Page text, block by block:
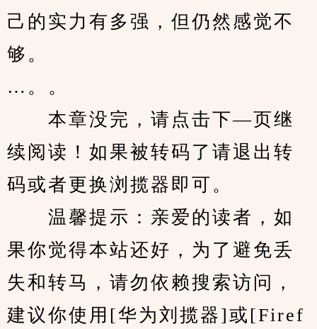
己的实力有多强，但仍然感觉不
够。
…。。
本章没完，请点击下—页继
续阅读！如果被转码了请退出转
码或者更换浏揽器即可。
温馨提示：亲爱的读者，如
果你觉得本站还好，为了避免丢
失和转马，请勿依赖搜索访问，
建议你使用[华为刘揽器]或[Firef